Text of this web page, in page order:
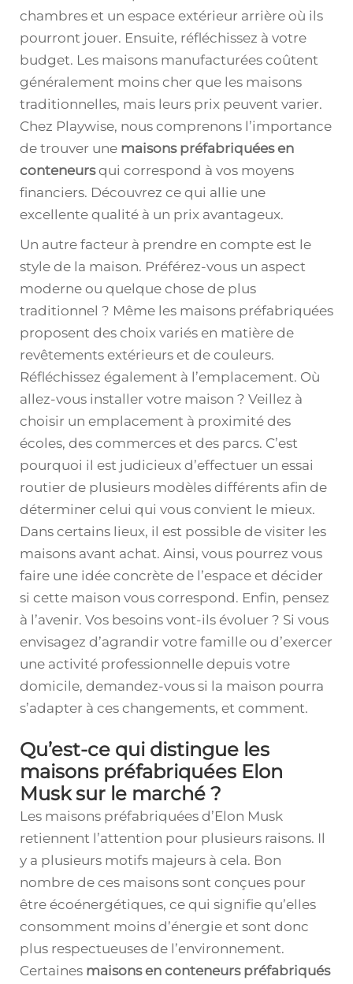
chambres et un espace extérieur arrière où ils
pourront jouer. Ensuite, réfléchissez à votre
budget. Les maisons manufacturées coûtent
généralement moins cher que les maisons
traditionnelles, mais leurs prix peuvent varier.
Chez Playwise, nous comprenons l’importance
de trouver une maisons préfabriquées en
conteneursqui correspond à vos moyens
financiers. Découvrez ce qui allie une
excellente qualité à un prix avantageux.
Un autre facteur à prendre en compte est le
style de la maison. Préférez-vous un aspect
moderne ou quelque chose de plus
traditionnel ? Même les maisons préfabriquées
proposent des choix variés en matière de
revêtements extérieurs et de couleurs.
Réfléchissez également à l’emplacement. Où
allez-vous installer votre maison ? Veillez à
choisir un emplacement à proximité des
écoles, des commerces et des parcs. C’est
pourquoi il est judicieux d’effectuer un essai
routier de plusieurs modèles différents afin de
déterminer celui qui vous convient le mieux.
Dans certains lieux, il est possible de visiter les
maisons avant achat. Ainsi, vous pourrez vous
faire une idée concrète de l’espace et décider
si cette maison vous correspond. Enfin, pensez
à l’avenir. Vos besoins vont-ils évoluer ? Si vous
envisagez d’agrandir votre famille ou d’exercer
une activité professionnelle depuis votre
domicile, demandez-vous si la maison pourra
s’adapter à ces changements, et comment.
Qu’est-ce qui distingue les
maisons préfabriquées Elon
Musk sur le marché ?
Les maisons préfabriquées d’Elon Musk
retiennent l’attention pour plusieurs raisons. Il
y a plusieurs motifs majeurs à cela. Bon
nombre de ces maisons sont conçues pour
être écoénergétiques, ce qui signifie qu’elles
consomment moins d’énergie et sont donc
plus respectueuses de l’environnement.
Certaines maisons en conteneurs préfabriqués